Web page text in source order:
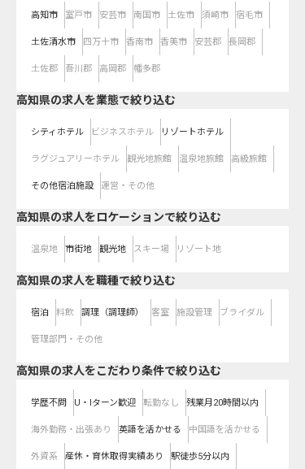
高知市 室戸市 安芸市 南国市 土佐市 須崎市 宿毛市
土佐清水市 四万十市 香南市 香美市 安芸郡 長岡郡
土佐郡 吾川郡 高岡郡 幡多郡
高知県の求人を業態で絞り込む
シティホテル ビジネスホテル リゾートホテル
ラグジュアリーホテル 観光地旅館 温泉地旅館 高級旅館
その他宿泊施設 運営・その他
高知県の求人をロケーションで絞り込む
温泉地 市街地 観光地 スキー場 リゾート地
高知県の求人を職種で絞り込む
宿泊 料飲 調理（調理師） 客室 施設管理 ブライダル
管理部門・その他
高知県の求人をこだわり条件で絞り込む
学歴不問 U・Iターン歓迎 転勤なし 残業月20時間以内
海外勤務・出張あり 英語を活かせる 中国語を活かせる
外資系 産休・育休取得実績あり 駅徒歩5分以内